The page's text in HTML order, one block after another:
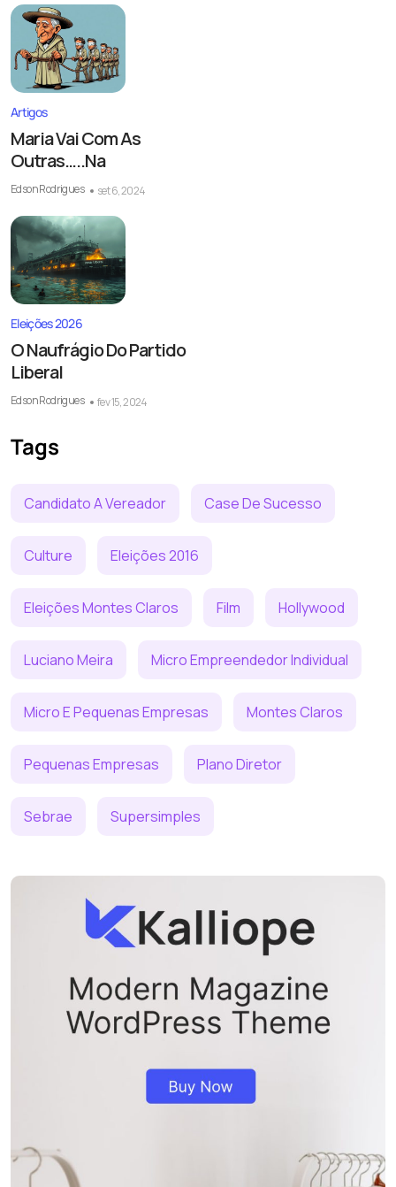
Artigos
Maria Vai Com As
Outras…..Na
Edson Rodrigues set 6, 2024
Eleições 2026
O Naufrágio Do Partido
Liberal
Edson Rodrigues fev 15, 2024
Tags
Candidato A Vereador Case De Sucesso
Culture Eleições 2016
Eleições Montes Claros Film Hollywood
Luciano Meira Micro Empreendedor Individual
Micro E Pequenas Empresas Montes Claros
Pequenas Empresas Plano Diretor
Sebrae Supersimples